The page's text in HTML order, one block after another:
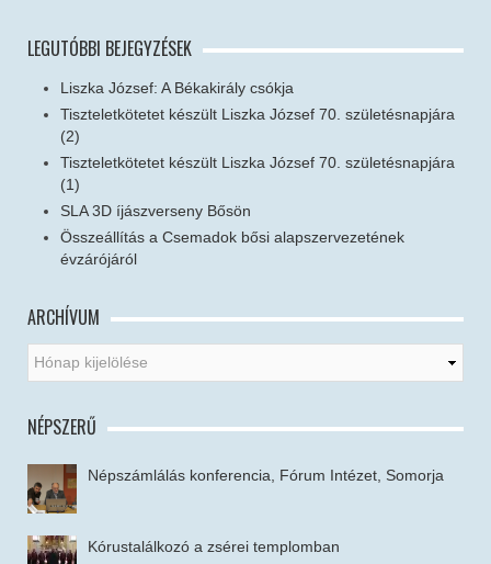
LEGUTÓBBI BEJEGYZÉSEK
Liszka József: A Békakirály csókja
Tiszteletkötetet készült Liszka József 70. születésnapjára
(2)
Tiszteletkötetet készült Liszka József 70. születésnapjára
(1)
SLA 3D íjászverseny Bősön
Összeállítás a Csemadok bősi alapszervezetének
évzárójáról
ARCHÍVUM
NÉPSZERŰ
Népszámlálás konferencia, Fórum Intézet, Somorja
Kórustalálkozó a zsérei templomban